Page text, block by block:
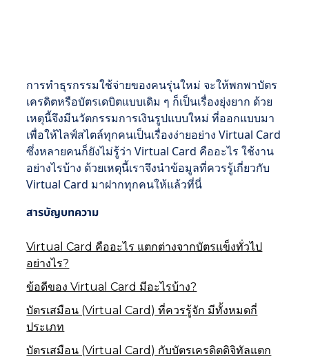
การทำธุรกรรมใช้จ่ายของคนรุ่นใหม่ จะให้พกพาบัตร
เครดิตหรือบัตรเดบิตแบบเดิม ๆ ก็เป็นเรื่องยุ่งยาก ด้วย
เหตุนี้จึงมีนวัตกรรมการเงินรูปแบบใหม่ ที่ออกแบบมา
เพื่อให้ไลฟ์สไตล์ทุกคนเป็นเรื่องง่ายอย่าง Virtual Card
ซึ่งหลายคนก็ยังไม่รู้ว่า Virtual Card คืออะไร ใช้งาน
อย่างไรบ้าง ด้วยเหตุนี้เราจึงนำข้อมูลที่ควรรู้เกี่ยวกับ
Virtual Card มาฝากทุกคนให้แล้วที่นี่
สารบัญบทความ
Virtual Card คืออะไร แตกต่างจากบัตรแข็งทั่วไป
อย่างไร?
ข้อดีของ Virtual Card มีอะไรบ้าง?
บัตรเสมือน (Virtual Card) ที่ควรรู้จัก มีทั้งหมดกี่
ประเภท
บัตรเสมือน (Virtual Card) กับบัตรเครดิตดิจิทัลแตก